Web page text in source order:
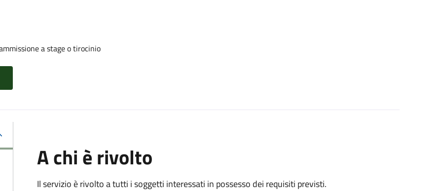
a stage o tirocinio
A chi è rivolto
Il servizio è rivolto a tutti i soggetti interessati in possesso dei requisiti previsti.